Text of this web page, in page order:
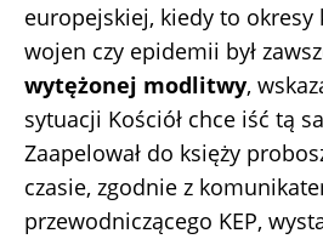
europejskiej, kiedy to okresy
wojen czy epidemii był
wytężonej modlitwy,
sytuacji Kościół chce iść tą
Zaapelował do księży
czasie, zgodnie z
przewodniczącego KEP,